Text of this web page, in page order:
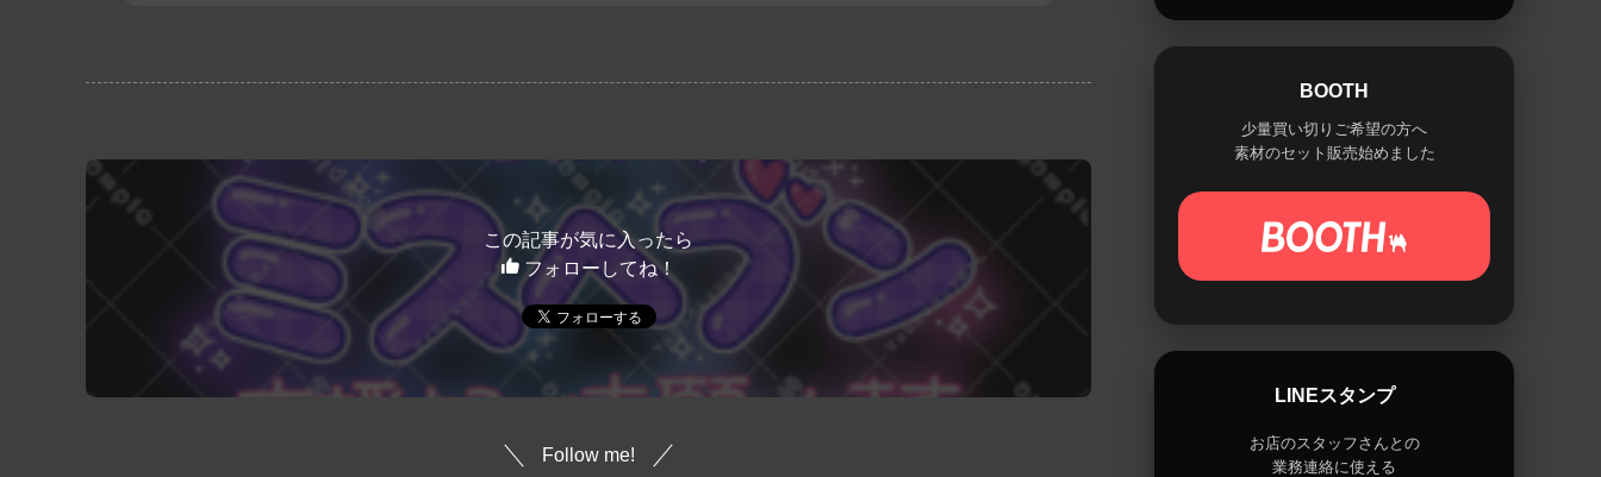
この記事が気に入ったら
フォローしてね！
Follow me!
BOOTH
少量買い切りご希望の方へ
素材のセット販売始めました
LINEスタンプ
お店のスタッフさんとの
業務連絡に使える